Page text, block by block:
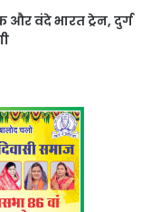
वंदे भारत ट्रेन, दुर्ग